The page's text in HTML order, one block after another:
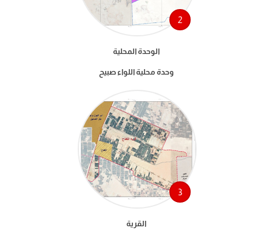
2
الوحدة المحلية
وحدة محلية اللواء صبيح
3
القرية